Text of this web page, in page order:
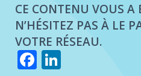
CE CONTENU VOUS A
N’HÉSITEZ PAS À LE
VOTRE RÉSEAU.
Facebook